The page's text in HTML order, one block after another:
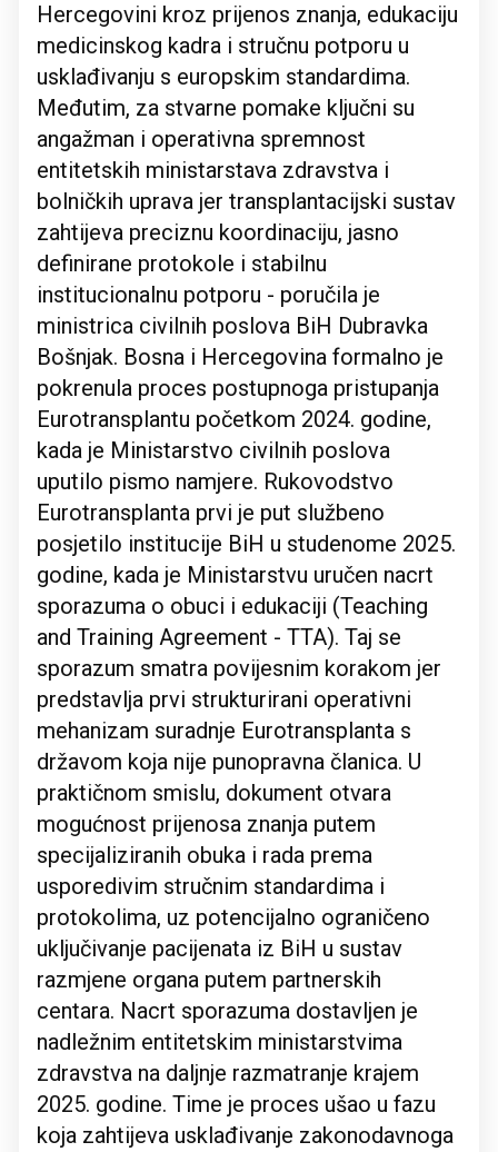
Hercegovini kroz prijenos znanja, edukaciju
medicinskog kadra i stručnu potporu u
usklađivanju s europskim standardima.
Međutim, za stvarne pomake ključni su
angažman i operativna spremnost
entitetskih ministarstava zdravstva i
bolničkih uprava jer transplantacijski sustav
zahtijeva preciznu koordinaciju, jasno
definirane protokole i stabilnu
institucionalnu potporu - poručila je
ministrica civilnih poslova BiH Dubravka
Bošnjak. Bosna i Hercegovina formalno je
pokrenula proces postupnoga pristupanja
Eurotransplantu početkom 2024. godine,
kada je Ministarstvo civilnih poslova
uputilo pismo namjere. Rukovodstvo
Eurotransplanta prvi je put službeno
posjetilo institucije BiH u studenome 2025.
godine, kada je Ministarstvu uručen nacrt
sporazuma o obuci i edukaciji (Teaching
and Training Agreement - TTA). Taj se
sporazum smatra povijesnim korakom jer
predstavlja prvi strukturirani operativni
mehanizam suradnje Eurotransplanta s
državom koja nije punopravna članica. U
praktičnom smislu, dokument otvara
mogućnost prijenosa znanja putem
specijaliziranih obuka i rada prema
usporedivim stručnim standardima i
protokolima, uz potencijalno ograničeno
uključivanje pacijenata iz BiH u sustav
razmjene organa putem partnerskih
centara. Nacrt sporazuma dostavljen je
nadležnim entitetskim ministarstvima
zdravstva na daljnje razmatranje krajem
2025. godine. Time je proces ušao u fazu
koja zahtijeva usklađivanje zakonodavnoga